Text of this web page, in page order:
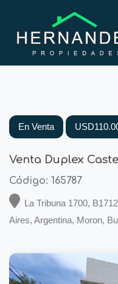
En Venta
Venta Duplex
Código: 165787
La Tribuna 1700,
Aires, Argentina, Moron,